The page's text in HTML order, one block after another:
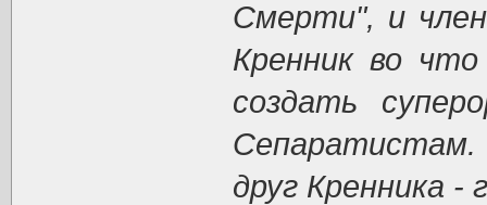
Смерти", и
Кренник во
создать
Сепаратистам.
друг Кренника -